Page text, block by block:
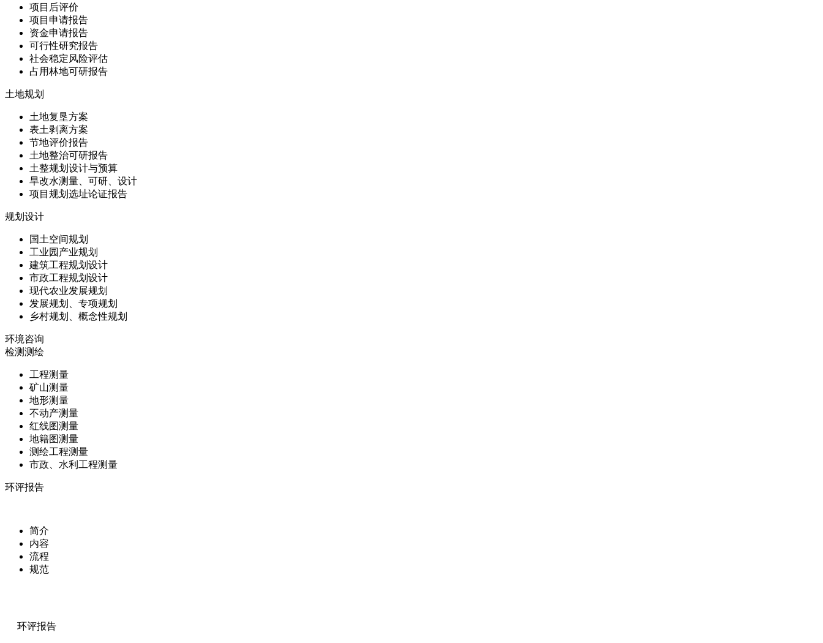
项目后评价
项目申请报告
资金申请报告
可行性研究报告
社会稳定风险评估
占用林地可研报告
土地规划
土地复垦方案
表土剥离方案
节地评价报告
土地整治可研报告
土整规划设计与预算
旱改水测量、可研、设计
项目规划选址论证报告
规划设计
国土空间规划
工业园产业规划
建筑工程规划设计
市政工程规划设计
现代农业发展规划
发展规划、专项规划
乡村规划、概念性规划
环境咨询
检测测绘
工程测量
矿山测量
地形测量
不动产测量
红线图测量
地籍图测量
测绘工程测量
市政、水利工程测量
环评报告
简介
内容
流程
规范
环评报告